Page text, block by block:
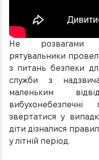
Не розвагами
рятувальники
з питань безпеки
служби з
маленьким
звертатися у
діти дізналися
у літній період.